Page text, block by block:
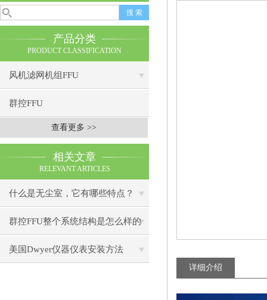
产品分类
PRODUCT CLASSIFICATION
风机滤网机组FFU
群控FFU
查看更多 >>
相关文章
RELEVANT ARTICLES
什么是无尘室，它有哪些特点？
群控FFU整个系统结构是怎么样的
呢？
美国Dwyer仪器仪表安装方法
详细介绍